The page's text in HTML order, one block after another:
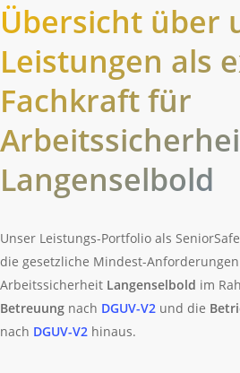
Übersicht über
Leistungen als
Fachkraft für
Langenselbold
Unser Leistungs-Portfolio als
die gesetzliche Mindest-
Arbeitssicherheit Langenselbold im
Betreuung nach DGUV-V2 und die
nach DGUV-V2 hinaus.